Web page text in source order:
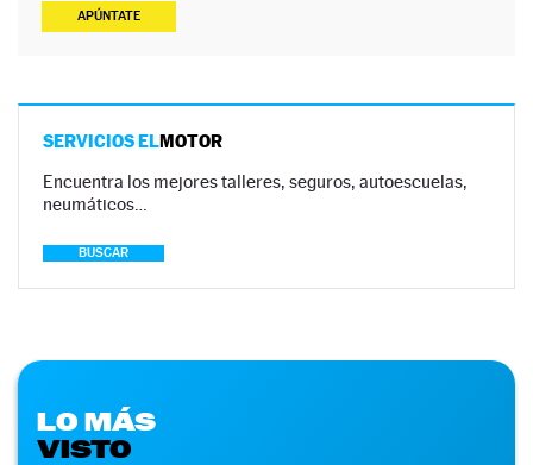
APÚNTATE
SERVICIOS ELMOTOR
Encuentra los mejores talleres, seguros, autoescuelas,
neumáticos…
BUSCAR
LO MÁS
VISTO